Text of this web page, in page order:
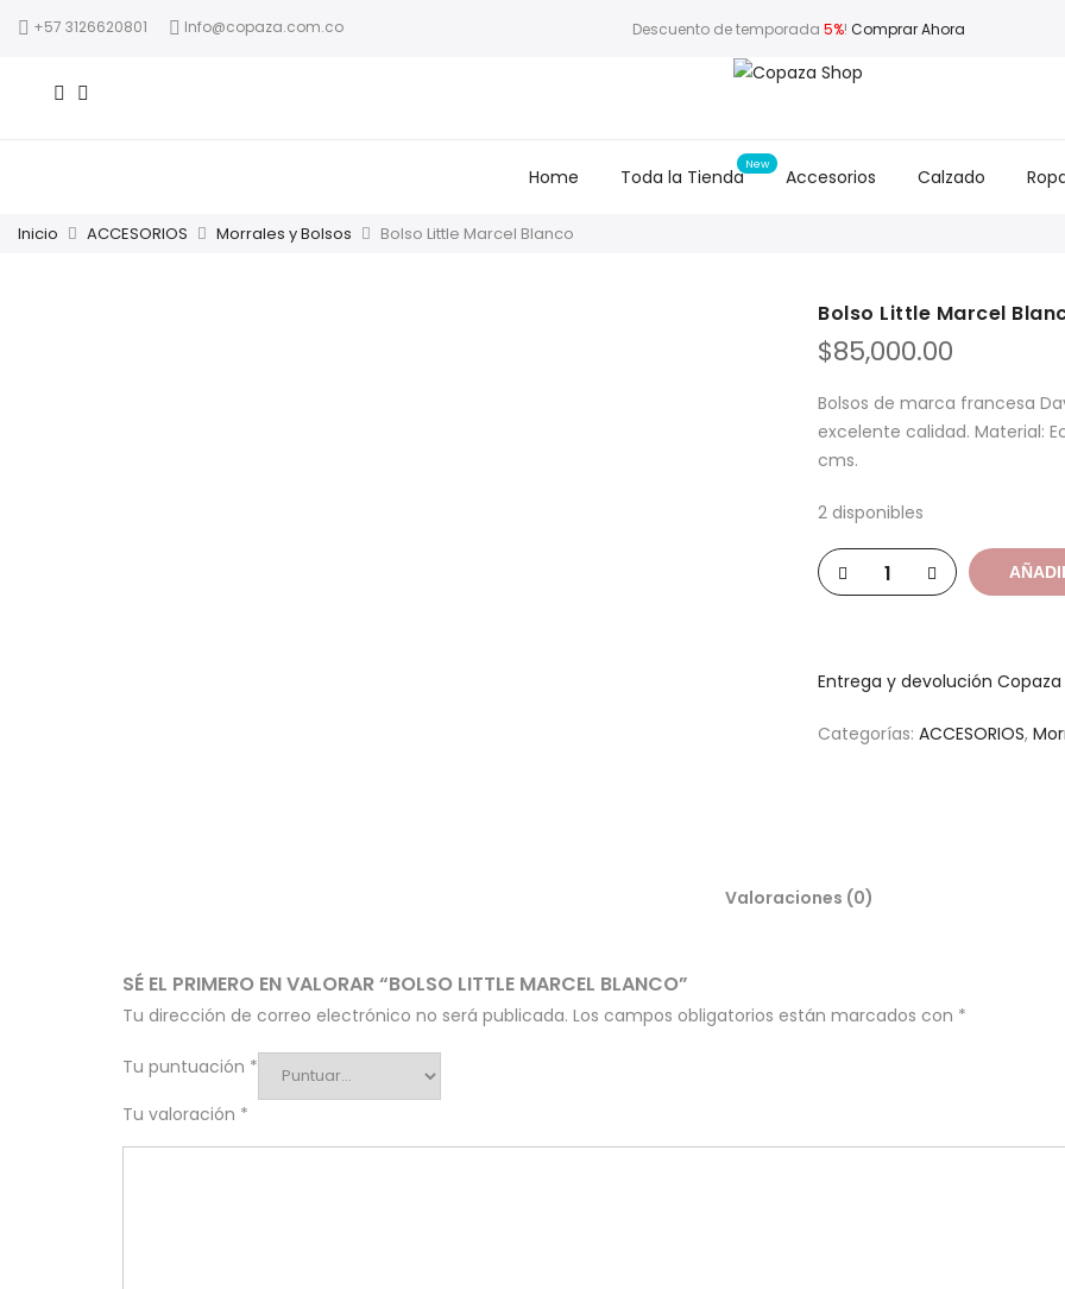
+57 3126620801 Info@copaza.com.co Descuento de temporada 5%! Comprar Ahora
Home Toda la Tienda Accesorios Calzado
Inicio ACCESORIOS Morrales y Bolsos Bolso Little Marcel Blanco
Bolso Little Marcel
$85,000.00
Bolsos de marca francesa
excelente calidad. Material:
cms.
2 disponibles
Entrega y devolución Copaza
Categorías: ACCESORIOS,
Valoraciones (0)
SÉ EL PRIMERO EN VALORAR “BOLSO LITTLE MARCEL BLANCO”
Tu dirección de correo electrónico no será publicada. Los campos obligatorios están marcados con *
Tu puntuación *
Tu valoración *